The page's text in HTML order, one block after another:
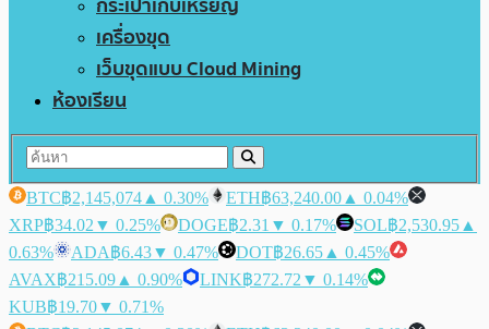
เครื่องขุด
เว็บขุดแบบ Cloud Mining
ห้องเรียน
BTC฿2,145,074 ▲ 0.30% ETH฿63,240.00 ▲ 0.04%
XRP฿34.02 ▼ 0.25% DOGE฿2.31 ▼ 0.17% SOL฿2,530.95 ▲
0.63%
ADA฿6.43▼ 0.47% DOT฿26.65 ▲ 0.45%
AVAX฿215.09 ▲ 0.90% LINK฿272.72 ▼ 0.14%
KUB฿19.70▼ 0.71%